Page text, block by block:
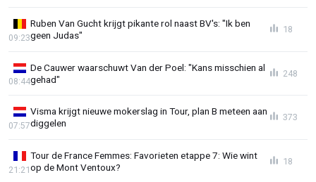
Ruben Van Gucht krijgt pikante rol naast BV's: "Ik ben
geen Judas"
09:23
18
De Cauwer waarschuwt Van der Poel: "Kans misschien al
gehad"
08:44
248
Visma krijgt nieuwe mokerslag in Tour, plan B meteen aan
diggelen
07:57
373
Tour de France Femmes: Favorieten etappe 7: Wie wint
op de Mont Ventoux?
21:21
18